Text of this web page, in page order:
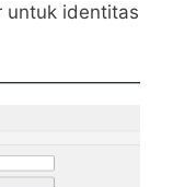
untuk identitas